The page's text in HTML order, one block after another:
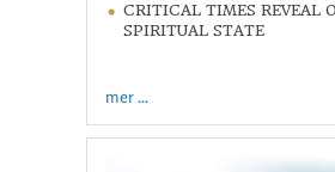
CRITICAL TIMES REVEAL
SPIRITUAL STATE
mer ...